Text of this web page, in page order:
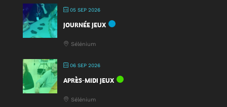
05 SEP 2026
JOURNÉE JEUX
Sélénium
06 SEP 2026
APRÈS-MIDI JEUX
Sélénium